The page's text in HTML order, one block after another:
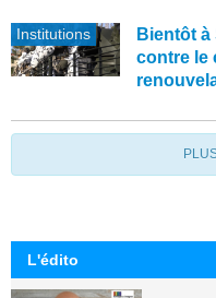
Institutions
Bientôt
contre le
L'édito